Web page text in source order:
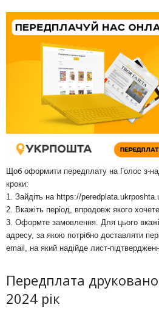
Щоб оформити передплату на Голос з-
кроки:
1. Зайдіть на https://
2. Вкажіть період, впродовж якого
3. Оформте замовлення. Для цього
адресу, за якою потрібно доставляти
email, на який надійде лист-
Передплата
2024 рік